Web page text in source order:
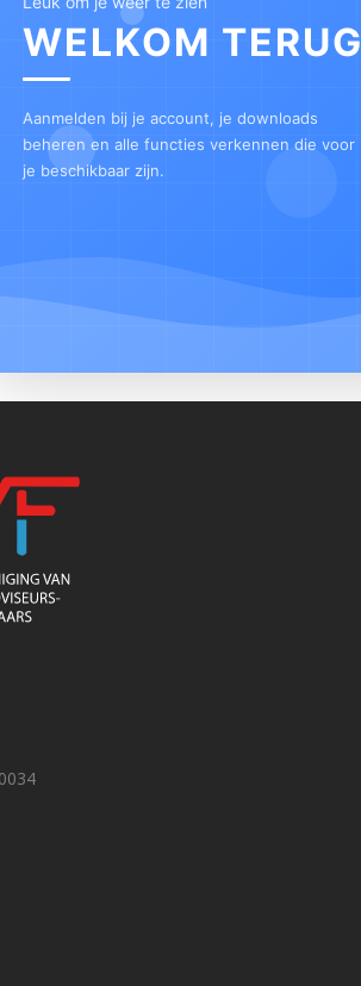
WELKOM TERUG
Aanmelden bij je account, je downloads
beheren en alle functies verkennen die voor
je beschikbaar zijn.